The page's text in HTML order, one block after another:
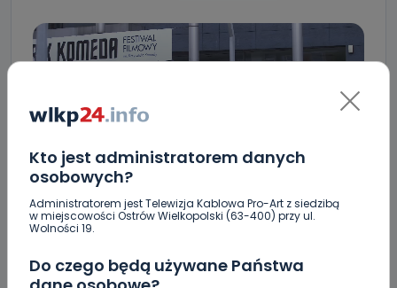
Kto jest administratorem danych
osobowych?
Administratorem jest Telewizja Kablowa Pro-Art z siedzibą
w miejscowości Ostrów Wielkopolski (63-400) przy ul.
Wolności 19.
Do czego będą używane Państwa
festiwal filmowy